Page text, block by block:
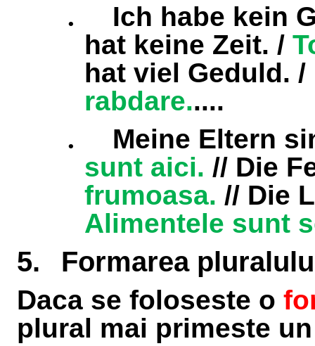
.
Ich habe kein
hat keine Zeit. /
hat viel Geduld. /
rabdare.....
.
Meine Eltern
sunt aici. // Die
frumoasa. // Die
Alimentele sunt
5. Formarea
Daca se foloseste o
plural mai primeste